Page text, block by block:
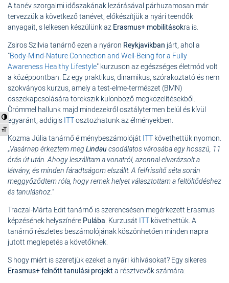
Nagy kontraszt váltása
Betűméret váltása
A tanév szorgalmi időszakának lezárásával párhuzamosan már
tervezzük a következő tanévet, előkészítjük a nyári teendők
anyagait, s lelkesen készülünk az Erasmus+ mobilitásokra is.
Zsiros Szilvia tanárnő ezen a nyáron Reykjavikban járt, ahol a
"Body-Mind-Nature Connection and Well-Being for a Fully
Awareness Healthy Lifestyle" kurzuson az egészséges életmód volt
a középpontban. Ez egy praktikus, dinamikus, szórakoztató és nem
szokványos kurzus, amely a test-elme-természet (BMN)
összekapcsolására törekszik különböző megközelítésekből.
Örömmel hallunk majd mindezekről osztálytermen belül és kívül
egyaránt, addigis ITTosztozhatunk az élményekben.
Kozma Júlia tanárnő élménybeszámolóját ITT követhettük nyomon.
„Vasárnap érkeztem meg Lindaucsodálatos városába egy hosszú, 11
órás út után. Ahogy leszálltam a vonatról, azonnal elvarázsolt a
látvány, és minden fáradtságom elszállt. A felfrissítő séta során
meggyőződtem róla, hogy remek helyet választottam a feltöltődéshez
és tanuláshoz.”
Traczal-Márta Edit tanárnő is szerencsésen megérkezett Erasmus
képzésének helyszínére Pulába. Kurzusát ITT követhettük. A
tanárnő részletes beszámolójának köszönhetően minden napra
jutott meglepetés a követőknek.
S hogy miért is szeretjük ezeket a nyári kihívásokat? Egy sikeres
Erasmus+ felnőtt tanulási projekt a résztvevők számára: